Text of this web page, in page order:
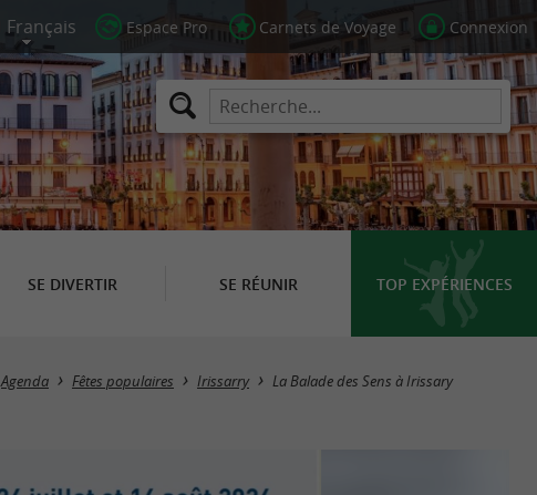
Espace Pro Carnets de Voyage Connexion
SE DIVERTIR SE RÉUNIR TOP EXPÉRIENCES
Agenda Fêtes populaires Irissarry La Balade des Sens à Irissary